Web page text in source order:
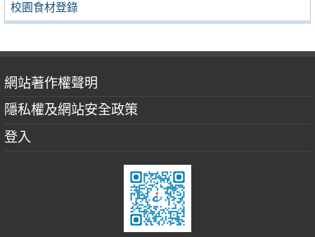
校園食材登錄
網站著作權聲明
隱私權及網站安全政策
登入